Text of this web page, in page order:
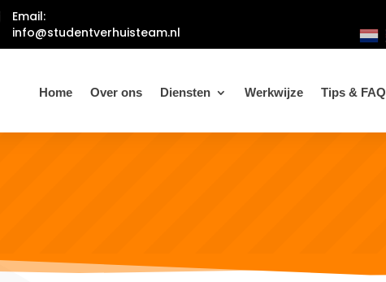
Email:
info@studentverhuisteam.nl
Home Over ons Diensten Werkwijze Tips & FAQ